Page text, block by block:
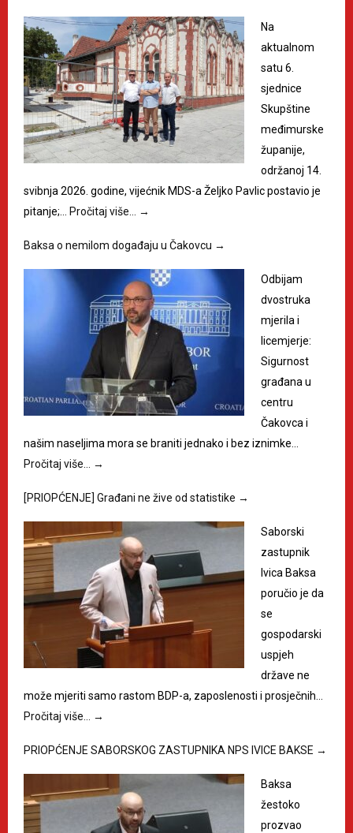
Na
aktualnom
satu 6.
sjednice
Skupštine
međimurske
županije,
održanoj 14.
svibnja 2026. godine, vijećnik MDS-a Željko Pavlic postavio je
pitanje;…
Pročitaj više… →
Baksa o nemilom događaju u Čakovcu →
Odbijam
dvostruka
mjerila i
licemjerje:
Sigurnost
građana u
centru
Čakovca i
našim naseljima mora se braniti jednako i bez iznimke…
Pročitaj više…
→
[PRIOPĆENJE] Građani ne žive od statistike →
Saborski
zastupnik
Ivica Baksa
poručio je da
se
gospodarski
uspjeh
države ne
može mjeriti samo rastom BDP-a, zaposlenosti i prosječnih…
Pročitaj više…
→
PRIOPĆENJE SABORSKOG ZASTUPNIKA NPS IVICE BAKSE →
Baksa
žestoko
prozvao